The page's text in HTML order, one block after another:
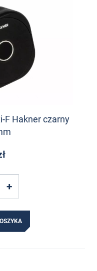
F Hakner czarny